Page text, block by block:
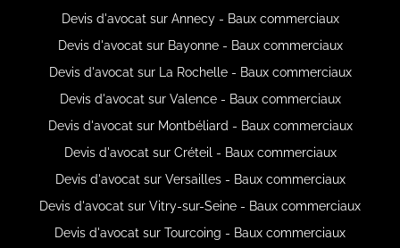
Devis d'avocat sur Annecy - Baux commerciaux
Devis d'avocat sur Bayonne - Baux commerciaux
Devis d'avocat sur La Rochelle - Baux commerciaux
Devis d'avocat sur Valence - Baux commerciaux
Devis d'avocat sur Montbéliard - Baux commerciaux
Devis d'avocat sur Créteil - Baux commerciaux
Devis d'avocat sur Versailles - Baux commerciaux
Devis d'avocat sur Vitry-sur-Seine - Baux commerciaux
Devis d'avocat sur Tourcoing - Baux commerciaux